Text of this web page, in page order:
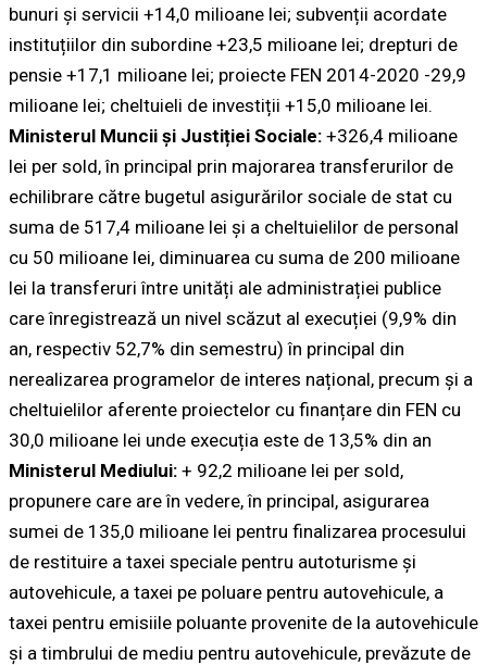
bunuri și servicii +14,0 milioane lei; subvenții acordate
instituțiilor din subordine +23,5 milioane lei; drepturi de
pensie +17,1 milioane lei; proiecte FEN 2014-2020 -29,9
milioane lei; cheltuieli de investiții +15,0 milioane lei.
Ministerul Muncii și Justiției Sociale: +326,4 milioane
lei per sold, în principal prin majorarea transferurilor de
echilibrare către bugetul asigurărilor sociale de stat cu
suma de 517,4 milioane lei și a cheltuielilor de personal
cu 50 milioane lei, diminuarea cu suma de 200 milioane
lei la transferuri între unități ale administrației publice
care înregistrează un nivel scăzut al execuției (9,9% din
an, respectiv 52,7% din semestru) în principal din
nerealizarea programelor de interes național, precum și a
cheltuielilor aferente proiectelor cu finanțare din FEN cu
30,0 milioane lei unde execuția este de 13,5% din an
Ministerul Mediului: + 92,2 milioane lei per sold,
propunere care are în vedere, în principal, asigurarea
sumei de 135,0 milioane lei pentru finalizarea procesului
de restituire a taxei speciale pentru autoturisme şi
autovehicule, a taxei pe poluare pentru autovehicule, a
taxei pentru emisiile poluante provenite de la autovehicule
şi a timbrului de mediu pentru autovehicule, prevăzute de